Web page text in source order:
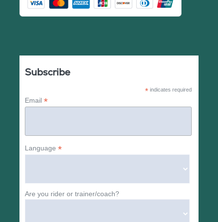
Subscribe
*indicates required
Email*
Language*
Are you rider or trainer/coach?